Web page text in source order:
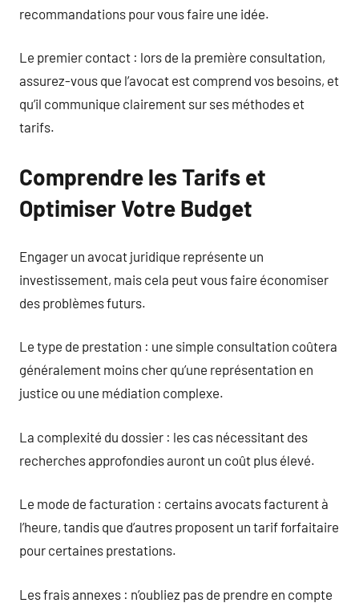
recommandations pour vous faire une idée.
Le premier contact : lors de la première consultation,
assurez-vous que l’avocat est comprend vos besoins, et
qu’il communique clairement sur ses méthodes et
tarifs.
Comprendre les Tarifs et
Optimiser Votre Budget
Engager un avocat juridique représente un
investissement, mais cela peut vous faire économiser
des problèmes futurs.
Le type de prestation : une simple consultation coûtera
généralement moins cher qu’une représentation en
justice ou une médiation complexe.
La complexité du dossier : les cas nécessitant des
recherches approfondies auront un coût plus élevé.
Le mode de facturation : certains avocats facturent à
l’heure, tandis que d’autres proposent un tarif forfaitaire
pour certaines prestations.
Les frais annexes : n’oubliez pas de prendre en compte